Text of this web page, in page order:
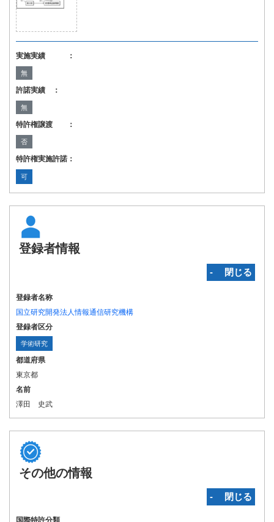
実施実績 ：
無
許諾実績 ：
無
特許権譲渡 ：
否
特許権実施許諾：
可
登録者情報
‐ 閉じる
登録者名称
国立研究開発法人情報通信研究機構
登録者区分
学術研究
都道府県
東京都
名前
澤田 史武
その他の情報
‐ 閉じる
国際特許分類